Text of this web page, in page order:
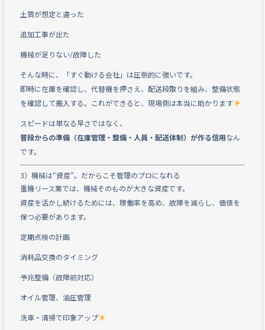
土質が想定と違った
追加工事が出た
機械が足りない/故障した
そんな時に、「すぐ動ける会社」は圧倒的に強いです。
即時に在庫を確認し、代替機を押さえ、配送段取りを組み、整備状態
を確認して搬入する。これができると、現場側は本当に助かります
スピードは単なる早さではなく、
普段からの準備（在庫管理・整備・人員・配送体制）が作る信用なん
です。
3）機械は“資産”。だからこそ管理のプロになれる
重機リース業では、機械そのものが大きな資産です。
資産を活かし続けるためには、稼働率を高め、故障を減らし、価値を
保つ必要があります。
定期点検の計画
消耗品交換のタイミング
予兆整備（故障前対応）
オイル管理、油圧管理
洗車・清掃で印象アップ